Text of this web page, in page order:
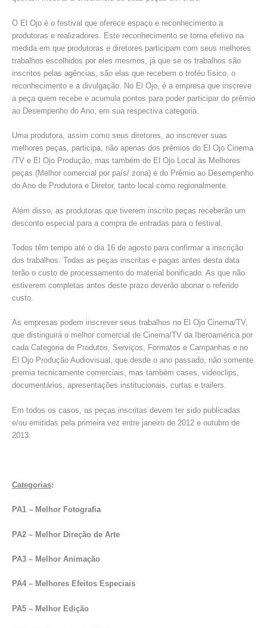
O El Ojo é o festival que oferece espaço e reconhecimento a
produtoras e realizadores. Este reconhecimento se torna efetivo na
medida em que produtoras e diretores participam com seus melhores
trabalhos escolhidos por eles mesmos, já que se os trabalhos são
inscritos pelas agências, são elas que recebem o troféu físico, o
reconhecimento e a divulgação. No El Ojo, é a empresa que inscreve
a peça quem recebe e acumula pontos para poder participar do prêmio
ao Desempenho do Ano, em sua respectiva categoria.
Uma produtora, assim como seus diretores, ao inscrever suas
melhores peças, participa, não apenas dos prêmios do El Ojo Cinema
/TV e El Ojo Produção, mas também do El Ojo Local às Melhores
peças (Melhor comercial por país/ zona) e do Prêmio ao Desempenho
do Ano de Produtora e Diretor, tanto local como regionalmente.
Além disso, as produtoras que tiverem inscrito peças receberão um
desconto especial para a compra de entradas para o festival.
Todos têm tempo até o dia 16 de agosto para confirmar a inscrição
dos trabalhos. Todas as peças inscritas e pagas antes desta data
terão o custo de processamento do material bonificado. As que não
estiverem completas antes deste prazo deverão abonar o referido
custo.
As empresas podem inscrever seus trabalhos no El Ojo Cinema/TV,
que distinguirá o melhor comercial de Cinema/TV da Iberoamérica por
cada Categoria de Produtos, Serviços, Formatos e Campanhas e no
El Ojo Produção Audiovisual, que desde o ano passado, não somente
premia tecnicamente comerciais, mas também cases, videoclips,
documentários, apresentações institucionais, curtas e trailers.
Em todos os casos, as peças inscritas devem ter sido publicadas
e/ou emitidas pela primeira vez entre janeiro de 2012 e outubro de
2013.
Categorias:
PA1 – Melhor Fotografia
PA2 – Melhor Direção de Arte
PA3 – Melhor Animação
PA4 – Melhores Efeitos Especiais
PA5 – Melhor Edição